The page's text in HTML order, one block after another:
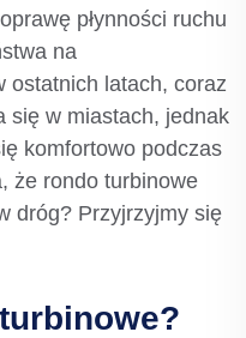
płynności ruchu
na
ostatnich latach, coraz
się w miastach, jednak
komfortowo podczas
że rondo turbinowe
dróg? Przyjrzyjmy się